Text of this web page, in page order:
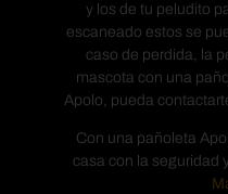
y los de tu peludito
escaneado estos se
caso de perdida, la
mascota con una
Apolo, pueda
Con una pañoleta
casa con la seguridad